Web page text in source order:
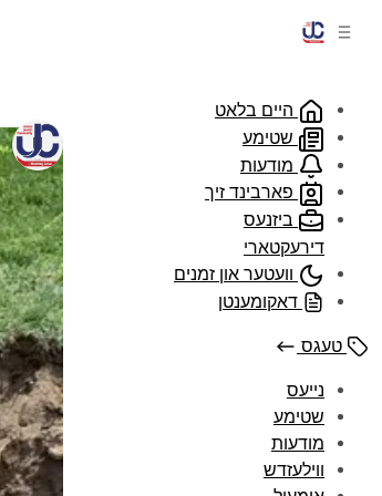
היים בלאט
שטימע
מודעות
פארבינד זיך
ביזנעס
דירעקטארי
וועטער און זמנים
דאקומענטן
טעגס
נייעס
שטימע
מודעות
ווילעזדש